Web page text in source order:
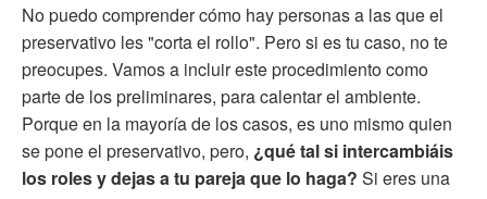
No puedo comprender cómo hay personas a las que el
preservativo les "corta el rollo". Pero si es tu caso, no te
preocupes. Vamos a incluir este procedimiento como
parte de los preliminares, para calentar el ambiente.
Porque en la mayoría de los casos, es uno mismo quien
se pone el preservativo, pero, ¿qué tal si intercambiáis
los roles y dejas a tu pareja que lo haga? Si eres una